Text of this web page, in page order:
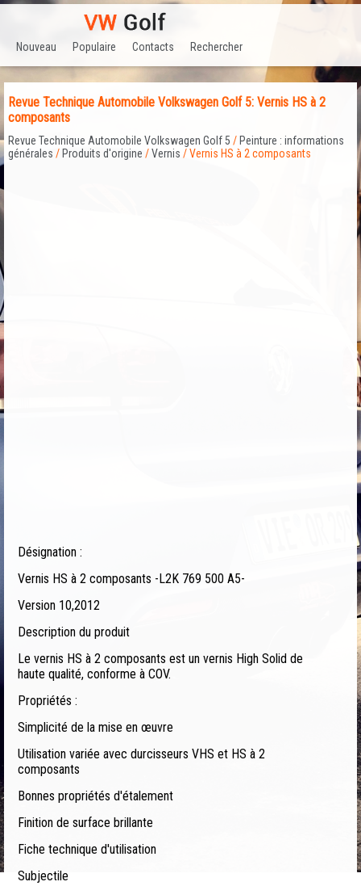
Nouveau Populaire Contacts Rechercher
Revue Technique Automobile Volkswagen Golf 5: Vernis HS à 2
composants
Revue Technique Automobile Volkswagen Golf 5 / Peinture : informations
générales / Produits d'origine /Vernis / Vernis HS à 2 composants
Désignation :
Vernis HS à 2 composants -L2K 769 500 A5-
Version 10,2012
Description du produit
Le vernis HS à 2 composants est un vernis High Solid de
haute qualité, conforme à COV.
Propriétés :
Simplicité de la mise en œuvre
Utilisation variée avec durcisseurs VHS et HS à 2
composants
Bonnes propriétés d'étalement
Finition de surface brillante
Fiche technique d'utilisation
Subjectile